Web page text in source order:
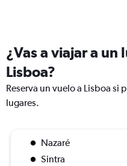
¿Vas a viajar a un
Lisboa?
Reserva un vuelo a Lisboa si
lugares.
Nazaré
Sintra